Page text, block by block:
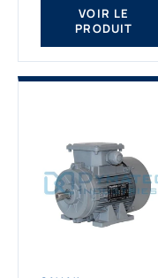
asynchrones depuis de
nombreuses années....
VOIR LE
PRODUIT